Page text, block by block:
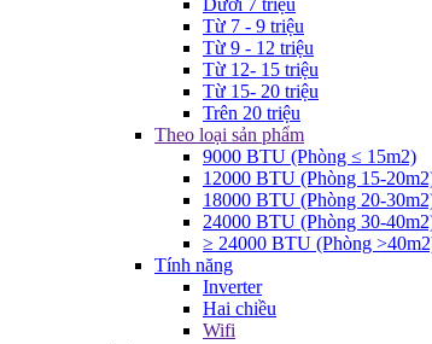
Từ 7 - 9 triệu
Từ 9 - 12 triệu
Từ 12- 15 triệu
Từ 15- 20 triệu
Trên 20 triệu
Theo loại sản phẩm
9000 BTU (Phòng ≤ 15m2)
12000 BTU (Phòng 15-
18000 BTU (Phòng 20-
24000 BTU (Phòng 30-
≥ 24000 BTU (Phòng
Tính năng
Inverter
Hai chiều
Wifi